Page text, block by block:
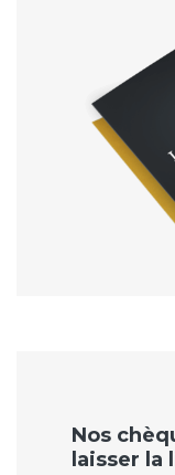
Nos
laisser